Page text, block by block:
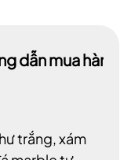
dẫn mua hàng
trắng, xám